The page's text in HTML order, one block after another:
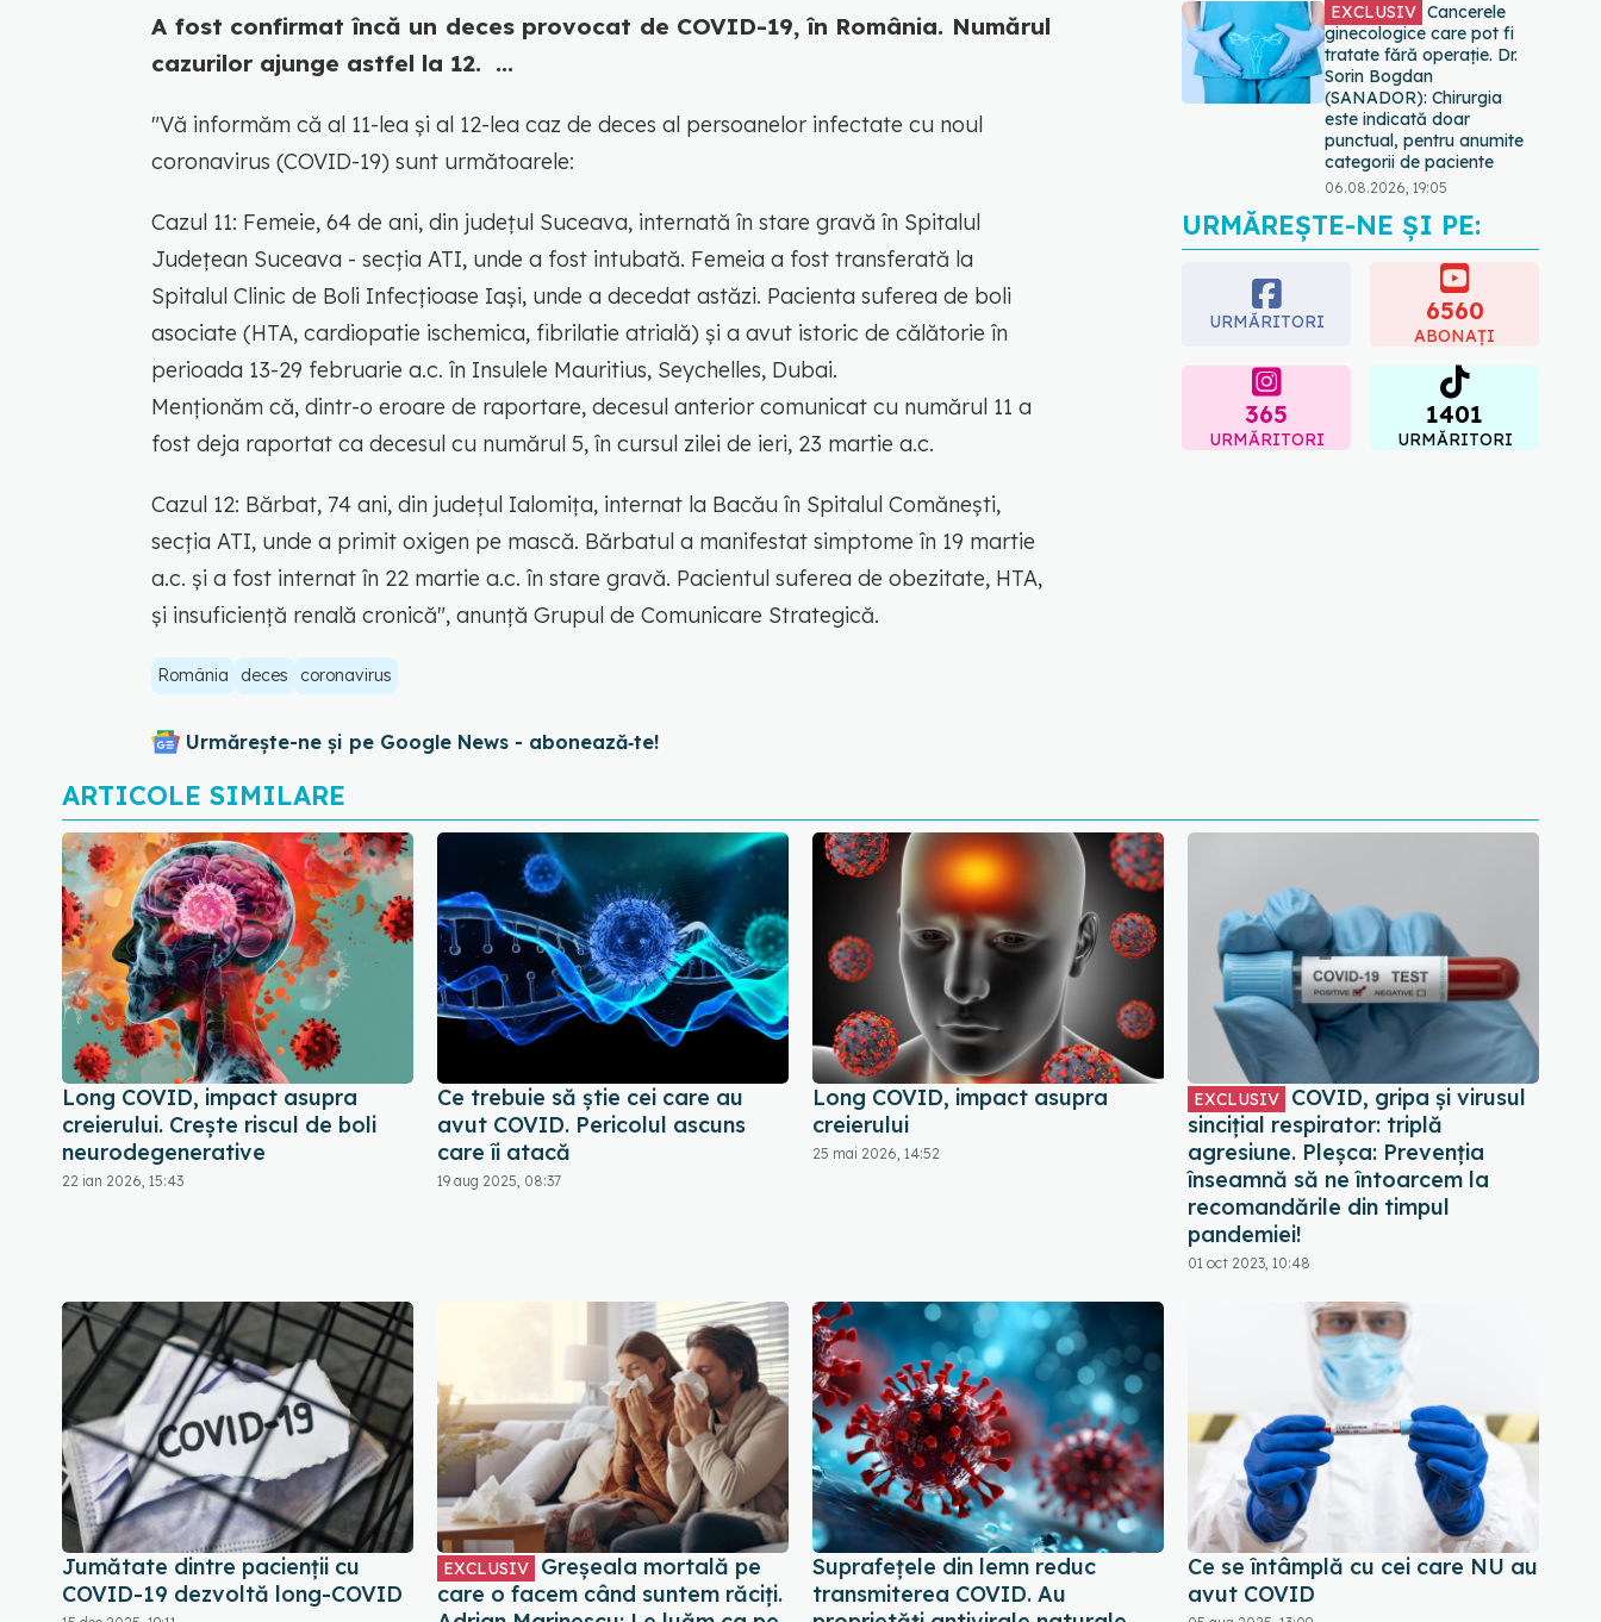
A fost confirmat încă un deces provocat de COVID-19, în România. Numărul
cazurilor ajunge astfel la 12. ...
"Vă informăm că al 11-lea și al 12-lea caz de deces al persoanelor infectate cu noul
coronavirus (COVID-19) sunt următoarele:
Cazul 11: Femeie, 64 de ani, din județul Suceava, internată în stare gravă în Spitalul
Județean Suceava - secția ATI, unde a fost intubată. Femeia a fost transferată la
Spitalul Clinic de Boli Infecțioase Iași, unde a decedat astăzi. Pacienta suferea de boli
asociate (HTA, cardiopatie ischemica, fibrilatie atrială) și a avut istoric de călătorie în
perioada 13-29 februarie a.c. în Insulele Mauritius, Seychelles, Dubai.
Menționăm că, dintr-o eroare de raportare, decesul anterior comunicat cu numărul 11 a
fost deja raportat ca decesul cu numărul 5, în cursul zilei de ieri, 23 martie a.c.
Cazul 12: Bărbat, 74 ani, din județul Ialomița, internat la Bacău în Spitalul Comănești,
secția ATI, unde a primit oxigen pe mască. Bărbatul a manifestat simptome în 19 martie
a.c. și a fost internat în 22 martie a.c. în stare gravă. Pacientul suferea de obezitate, HTA,
și insuficiență renală cronică", anunță Grupul de Comunicare Strategică.
România deces coronavirus
Urmărește-ne și pe Google News - abonează‑te!
EXCLUSIV Cancerele
ginecologice care pot fi
tratate fără operație. Dr.
Sorin Bogdan
(SANADOR): Chirurgia
este indicată doar
punctual, pentru anumite
categorii de paciente
06.08.2026, 19:05
EXCLUSIV Brahiterapie
vs radioterapie externă în
cancerul ginecologic. Dr.
Sorin Bogdan (SANADOR)
explică diferența și cum
acționează tratamentul
06.08.2026, 22:49
URMĂREȘTE-NE ȘI PE:
URMĂRITORI 6560
ABONAȚI
365
URMĂRITORI
1401
URMĂRITORI
ARTICOLE SIMILARE
Long COVID, impact asupra
creierului. Crește riscul de boli
neurodegenerative
22 ian 2026, 15:43
Ce trebuie să știe cei care au
avut COVID. Pericolul ascuns
care îi atacă
19 aug 2025, 08:37
Long COVID, impact asupra
creierului
25 mai 2026, 14:52
EXCLUSIV
COVID, gripa și virusul
sincițial respirator: triplă
agresiune. Pleșca: Prevenția
înseamnă să ne întoarcem la
recomandările din timpul
pandemiei!
01 oct 2023, 10:48
Jumătate dintre pacienții cu
COVID-19 dezvoltă long-COVID
EXCLUSIV
Greșeala mortală pe
care o facem când suntem răciți.
Suprafețele din lemn reduc
transmiterea COVID. Au
Ce se întâmplă cu cei care NU au
avut COVID